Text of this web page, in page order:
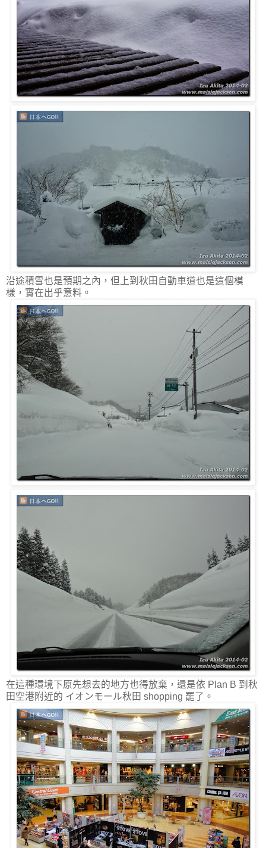
沿途積雪也是預期之內，但上到秋田自動車道也是這個模
樣，實在出乎意料。
在這種環境下原先想去的地方也得放棄，還是依 Plan B 到秋
田空港附近的 イオンモール秋田 shopping 罷了。